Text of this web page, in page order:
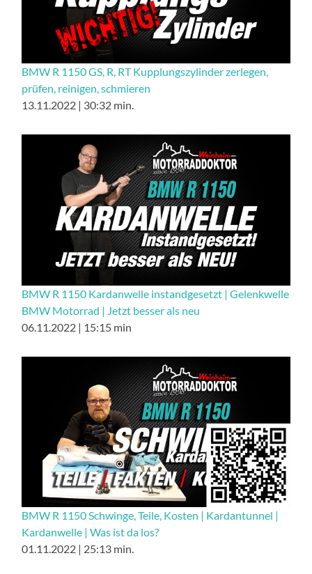
BMW R 1150 GS, R, RT Kupplungszylinder zerlegen,
prüfen, reinigen, schmieren
13.11.2022 | 30:32 min.
BMW R 1150 Kardanwelle instandgesetzt | Gelenkwelle
BMW Motorrad | Jetzt besser als neu
06.11.2022 | 15:15 min
BMW R 1150 Schwinge, Teile, Kosten | Kardantunnel |
Kardanwelle | Was ist da los?
01.11.2022 | 25:13 min.